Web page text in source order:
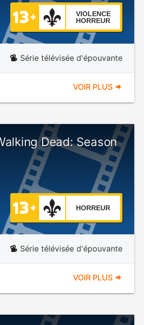
VIOLENCE
HORREUR
Série télévisée d'épouvante
VOIR PLUS
Dead: Season
HORREUR
Série télévisée d'épouvante
VOIR PLUS